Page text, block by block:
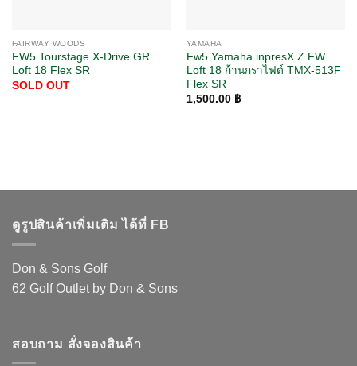
FAIRWAY WOODS
FW5 Tourstage X-Drive GR
Loft 18 Flex SR
SOLD OUT
YAMAHA
Fw5 Yamaha inpresX Z FW
Loft 18 ก้านกราไฟต์ TMX-513F
Flex SR
1,500.00 ฿
ดูรูปสินค้าเพิ่มเติม ได้ที่ FB
Don & Sons Golf
62 Golf Outlet by Don & Sons
สอบถาม สั่งจองสินค้า